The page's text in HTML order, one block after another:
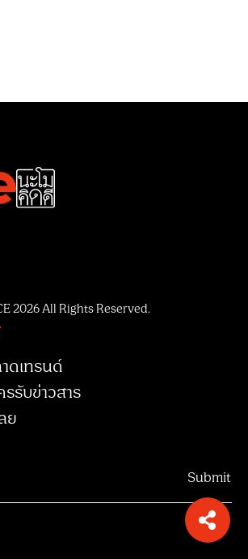
2026 All Rights Reserved.
ดเทรนด์
รับข่าวสาร
ย